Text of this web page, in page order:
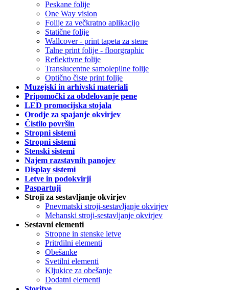
Peskane folije
One Way vision
Folije za večkratno aplikacijo
Statične folije
Wallcover - print tapeta za stene
Talne print folije - floorgraphic
Reflektivne folije
Translucentne samolepilne folije
Optično čiste print folije
Muzejski in arhivski materiali
Pripomočki za obdelovanje pene
LED promocijska stojala
Orodje za spajanje okvirjev
Čistilo površin
Stropni sistemi
Stropni sistemi
Stenski sistemi
Najem razstavnih panojev
Display sistemi
Letve in podokvirji
Paspartuji
Stroji za sestavljanje okvirjev
Pnevmatski stroji-sestavljanje okvirjev
Mehanski stroji-sestavljanje okvirjev
Sestavni elementi
Stropne in stenske letve
Pritrdilni elementi
Obešanke
Svetilni elementi
Kljukice za obešanje
Dodatni elementi